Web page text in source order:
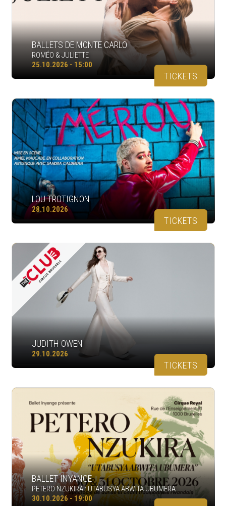
BALLETS DE MONTE CARLO
ROMÉO & JULIETTE
25.10.2026 - 15:00
TICKETS
LOU TROTIGNON
28.10.2026
TICKETS
JUDITH OWEN
29.10.2026
TICKETS
BALLET INYANGE
PETERO NZUKIRA : UTABUSYA ABWITA UBUMERA
30.10.2026 - 19:00